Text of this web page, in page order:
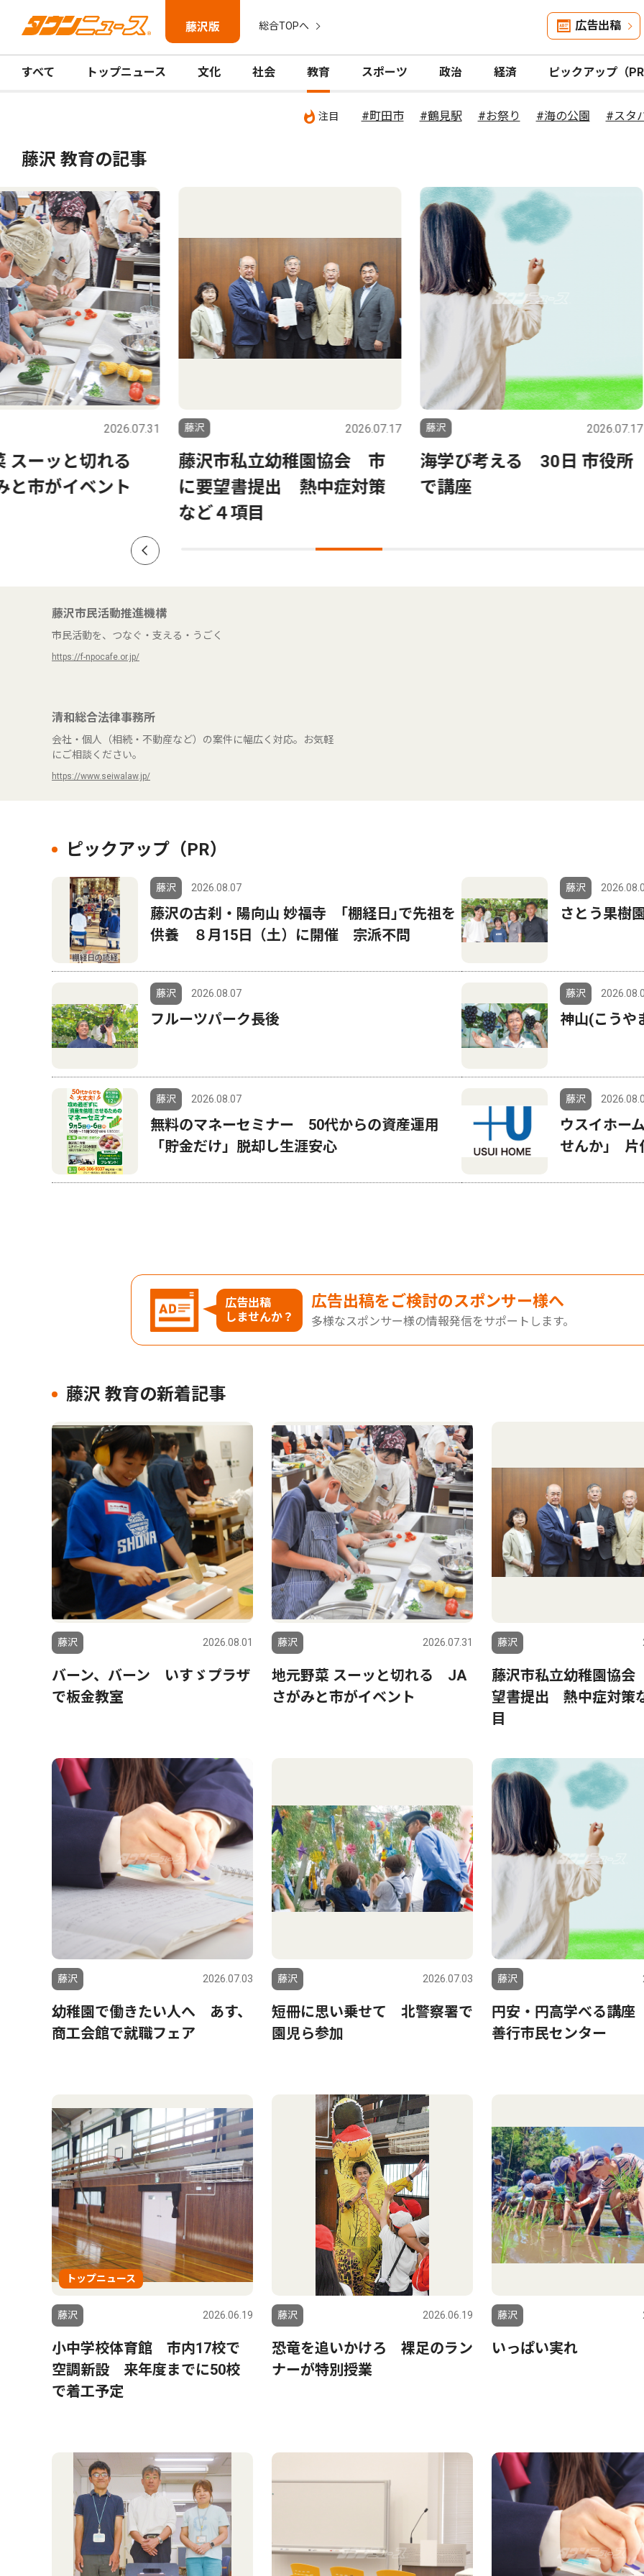
藤沢版 総合TOPへ 広告出稿
すべて トップニュース 文化 社会 教育 スポーツ 政治 経済 ピックアップ（
注目 #町田市 #鶴見駅 #お祭り #海の公園 #スタ
藤沢 教育の記事
2026.07.31
ッと切れる
イベント
藤沢 2026.07.17
藤沢市私立幼稚園協会 市
に要望書提出 熱中症対策
など４項目
藤沢 2026.07.17
海学び考える 30日 市役所
で講座
藤沢
幼
藤沢市民活動推進機構
市民活動を、つなぐ・支える・うごく
https://f-npocafe.or.jp/
清和総合法律事務所
会社・個人（相続・不動産など）の案件に幅広く対応。お気軽
にご相談ください。
https://www.seiwalaw.jp/
ピックアップ（PR）
藤沢 2026.08.07
藤沢の古刹・陽向山 妙福寺 ｢棚経日｣で先祖を
供養 ８月15日（土）に開催 宗派不問
藤沢
さとう果樹
藤沢 2026.08.07
フルーツパーク長後
藤沢
神山(こうや
藤沢 2026.08.07
無料のマネーセミナー 50代からの資産運用
「貯金だけ」脱却し生涯安心
藤沢
ウスイホー
せんか｣ 片
広告出稿
しませんか？
広告出稿をご検討のスポンサー様へ
多様なスポンサー様の情報発信をサポートします。
藤沢 教育の新着記事
藤沢 2026.08.01
バーン、バーン いすゞプラザ
で板金教室
藤沢 2026.07.31
地元野菜 スーッと切れる JA
さがみと市がイベント
藤沢
藤沢市私立幼稚園協
望書提出 熱中症対策
目
藤沢 2026.07.03
幼稚園で働きたい人へ あす、
商工会館で就職フェア
藤沢 2026.07.03
短冊に思い乗せて 北警察署で
園児ら参加
藤沢
円安・円高学べる講
善行市民センター
トップニュース
藤沢 2026.06.19
小中学校体育館 市内17校で
空調新設 来年度までに50校
で着工予定
藤沢 2026.06.19
恐竜を追いかけろ 裸足のラン
ナーが特別授業
藤沢
いっぱい実れ